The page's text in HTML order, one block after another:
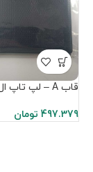
قاب A – لپ تاپ ال جی CD400
497.379 تومان